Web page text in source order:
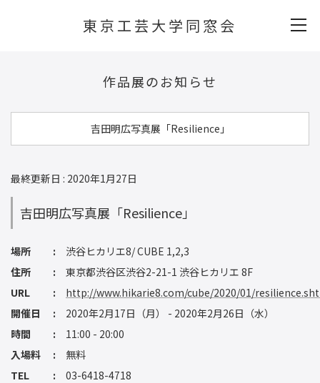
東京工芸大学同窓会
作品展のお知らせ
吉田明広写真展「Resilience」
最終更新日 : 2020年1月27日
吉田明広写真展「Resilience」
場所
渋谷ヒカリエ8/ CUBE 1,2,3
住所
東京都渋谷区渋谷2-21-1 渋谷ヒカリエ 8F
URL
http://www.hikarie8.com/cube/2020/01/
開催日
2020年2月17日（月） - 2020年2月26日（水）
時間
11:00 - 20:00
入場料
無料
TEL
03-6418-4718